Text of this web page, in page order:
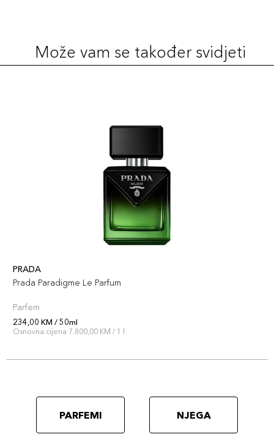
Može vam se također svidjeti
PRADA
Prada Paradigme Le Parfum
Parfem
234,00 KM / 50ml
Osnovna cijena 7.800,00 KM / 1 l
PARFEMI NJEGA